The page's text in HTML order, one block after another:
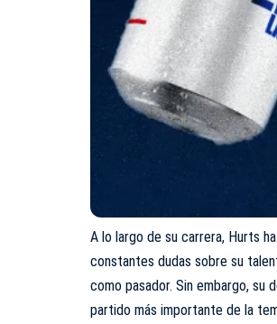
A lo largo de su carrera, Hurts
constantes dudas sobre su
como pasador. Sin embargo, su
partido más importante de la